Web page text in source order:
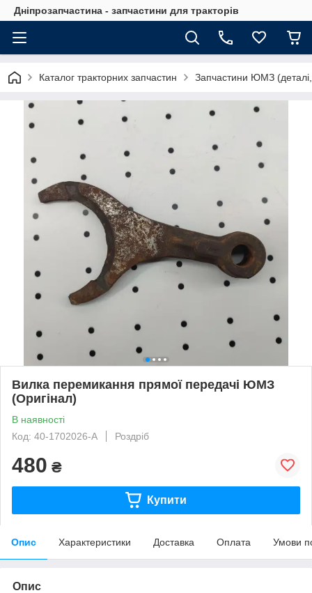
Дніпрозапчастина - запчастини для тракторів
Каталог тракторних запчастин Запчастини ЮМЗ
Вилка перемикання прямої передачі ЮМЗ
(Оригінал)
В наявності
Код: 40-1702026-А
Роздріб
480 ₴
Купити
Опис Характеристики Доставка Оплата Умови
Опис